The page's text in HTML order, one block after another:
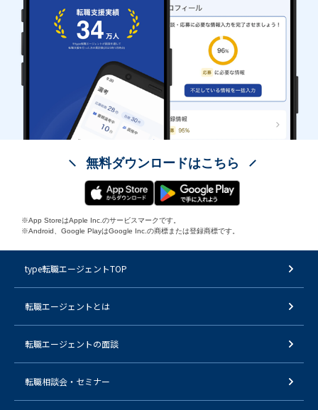
無料ダウンロードはこちら
※App StoreはApple Inc.のサービスマークです。
※Android、Google PlayはGoogle Inc.の商標または登録商標です。
type転職エージェントTOP
転職エージェントとは
転職エージェントの面談
転職相談会・セミナー